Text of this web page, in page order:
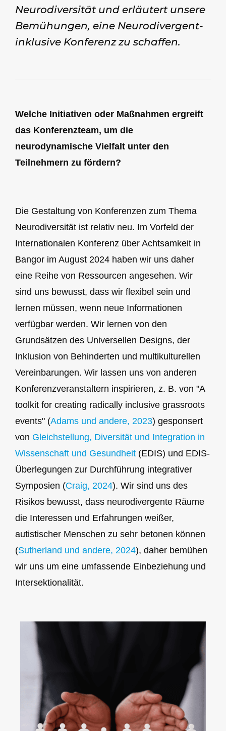
Neurodiversität und erläutert unsere
Bemühungen, eine Neurodivergent-
inklusive Konferenz zu schaffen.
Welche Initiativen oder Maßnahmen ergreift
das Konferenzteam, um die
neurodynamische Vielfalt unter den
Teilnehmern zu fördern?
Die Gestaltung von Konferenzen zum Thema
Neurodiversität ist relativ neu. Im Vorfeld der
Internationalen Konferenz über Achtsamkeit in
Bangor im August 2024 haben wir uns daher
eine Reihe von Ressourcen angesehen. Wir
sind uns bewusst, dass wir flexibel sein und
lernen müssen, wenn neue Informationen
verfügbar werden. Wir lernen von den
Grundsätzen des Universellen Designs, der
Inklusion von Behinderten und multikulturellen
Vereinbarungen. Wir lassen uns von anderen
Konferenzveranstaltern inspirieren, z. B. von "A
toolkit for creating radically inclusive grassroots
events" (Adams und andere, 2023) gesponsert
von Gleichstellung, Diversität und Integration in
Wissenschaft und Gesundheit (EDIS) und EDIS-
Überlegungen zur Durchführung integrativer
Symposien (Craig, 2024). Wir sind uns des
Risikos bewusst, dass neurodivergente Räume
die Interessen und Erfahrungen weißer,
autistischer Menschen zu sehr betonen können
(Sutherland und andere, 2024), daher bemühen
wir uns um eine umfassende Einbeziehung und
Intersektionalität.